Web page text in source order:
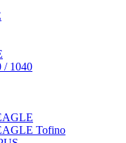
/ 1040
Tofino